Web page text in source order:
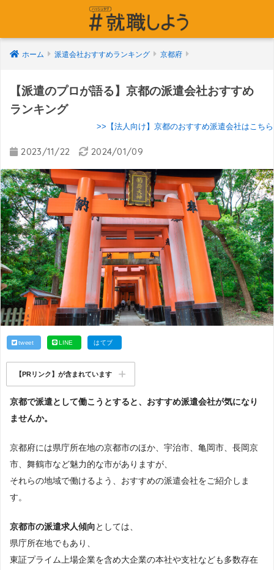
ホーム 派遣会社おすすめランキング 京都府
【派遣のプロが語る】京都の派遣会社おすすめ
ランキング
>>【法人向け】京都のおすすめ派遣会社はこちら
2023/11/22 2024/01/09
tweet LINE はてブ
【PRリンク】が含まれています
京都で派遣として働こうとすると、おすすめ派遣会社が気になり
ませんか。
京都府には県庁所在地の京都市のほか、宇治市、亀岡市、長岡京
市、舞鶴市など魅力的な市がありますが、
それらの地域で働けるよう、おすすめの派遣会社をご紹介しま
す。
京都市の派遣求人傾向としては、
県庁所在地でもあり、
東証プライム上場企業を含め大企業の本社や支社なども多数存在